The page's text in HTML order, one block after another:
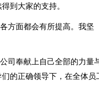
到大家的支持。
方面都会有所提高。我坚
司奉献上自己全部的力量
的正确领导下，在全体员